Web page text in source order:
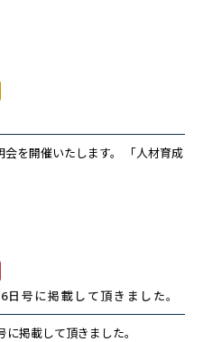
を開催いたします。 「人材育成
号に掲載して頂きました。
掲載して頂きました。